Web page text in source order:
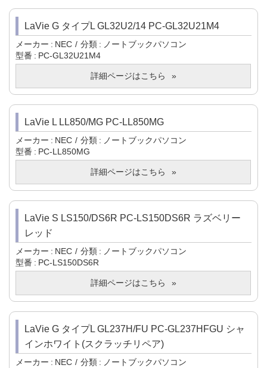
LaVie G タイプL GL32U2/14 PC-GL32U21M4
メーカー NEC 分類
ノートブックパソコン
型番
PC-GL32U21M4
詳細ページはこちら
LaVie L LL850/MG PC-LL850MG
メーカー NEC 分類
ノートブックパソコン
型番
PC-LL850MG
詳細ページはこちら
LaVie S LS150/DS6R PC-LS150DS6R ラズベリー
レッド
メーカー NEC 分類
ノートブックパソコン
型番
PC-LS150DS6R
詳細ページはこちら
LaVie G タイプL GL237H/FU PC-GL237HFGU シャ
インホワイト(スクラッチリペア)
メーカー NEC 分類
ノートブックパソコン